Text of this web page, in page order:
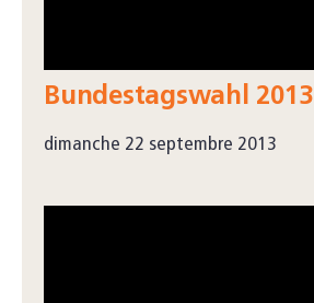
Bundestagswahl 2013
dimanche 22 septembre 2013